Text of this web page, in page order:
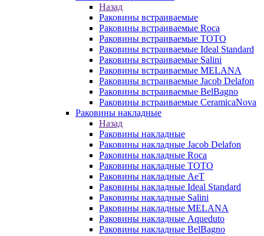
Назад
Раковины встраиваемые
Раковины встраиваемые Roca
Раковины встраиваемые TOTO
Раковины встраиваемые Ideal Standard
Раковины встраиваемые Salini
Раковины встраиваемые MELANA
Раковины встраиваемые Jacob Delafon
Раковины встраиваемые BelBagno
Раковины встраиваемые CeramicaNova
Раковины накладные
Назад
Раковины накладные
Раковины накладные Jacob Delafon
Раковины накладные Roca
Раковины накладные TOTO
Раковины накладные AeT
Раковины накладные Ideal Standard
Раковины накладные Salini
Раковины накладные MELANA
Раковины накладные Aqueduto
Раковины накладные BelBagno